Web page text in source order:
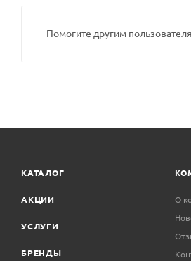
Помогите другим
КАТАЛОГ
АКЦИИ
УСЛУГИ
БРЕНДЫ
О